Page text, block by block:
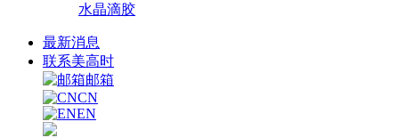
水晶滴胶
最新消息
联系美高时
邮箱
CN
EN